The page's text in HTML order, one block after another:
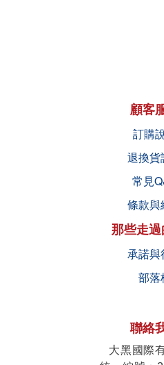
顧客
訂購
退換貨
常見
條款與
那些走
承諾與
部落
聯絡
大黑國際